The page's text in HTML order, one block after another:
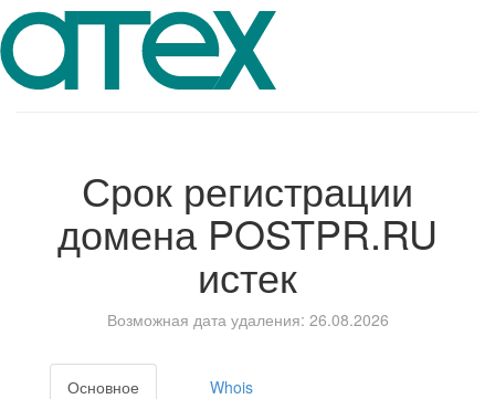
Срок регистрации
домена POSTPR.RU
истек
Возможная дата удаления: 26.08.2026
Основное Whois